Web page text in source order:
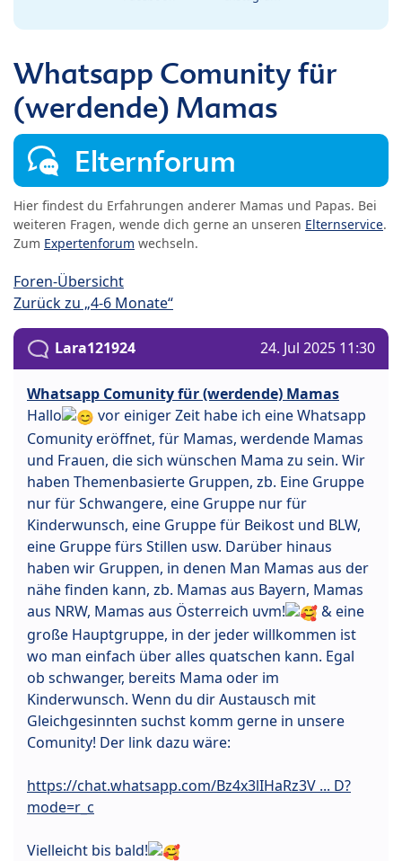
Whatsapp Comunity für
(werdende) Mamas
Elternforum
Hier findest du Erfahrungen anderer Mamas und Papas. Bei
weiteren Fragen, wende dich gerne an unseren Elternservice.
Zum Expertenforum wechseln.
Foren-Übersicht
Zurück zu „4-6 Monate“
Lara121924 24. Jul 2025 11:30
Whatsapp Comunity für (werdende) Mamas
Hallo
vor einiger Zeit habe ich eine Whatsapp
Comunity eröffnet, für Mamas, werdende Mamas
und Frauen, die sich wünschen Mama zu sein. Wir
haben Themenbasierte Gruppen, zb. Eine Gruppe
nur für Schwangere, eine Gruppe nur für
Kinderwunsch, eine Gruppe für Beikost und BLW,
eine Gruppe fürs Stillen usw. Darüber hinaus
haben wir Gruppen, in denen Man Mamas aus der
nähe finden kann, zb. Mamas aus Bayern, Mamas
aus NRW, Mamas aus Österreich uvm!
& eine
große Hauptgruppe, in der jeder willkommen ist
wo man einfach über alles quatschen kann. Egal
ob schwanger, bereits Mama oder im
Kinderwunsch. Wenn du dir Austausch mit
Gleichgesinnten suchst komm gerne in unsere
Comunity! Der link dazu wäre:
https://chat.whatsapp.com/Bz4x3lIHaRz3V ... D?
mode=r_c
Vielleicht bis bald!